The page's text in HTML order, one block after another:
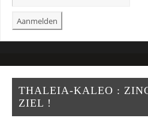
THALEIA-KALEO :
ZIEL !